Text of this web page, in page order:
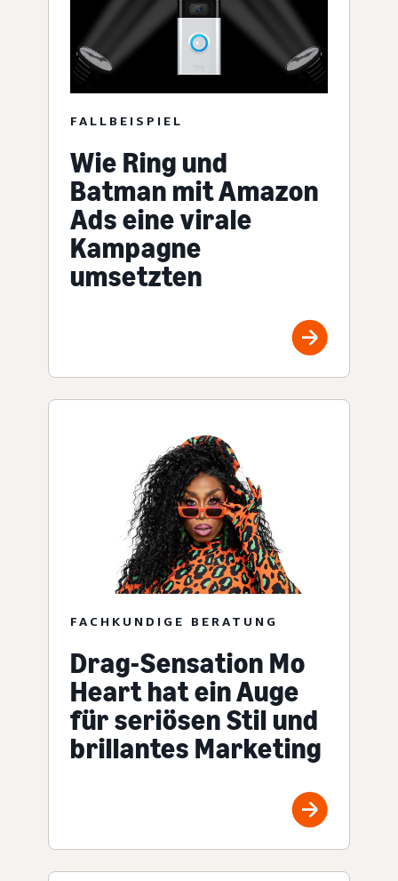
FALLBEISPIEL
Wie Ring und
Batman mit Amazon
Ads eine virale
Kampagne
umsetzten
FACHKUNDIGE BERATUNG
Drag-Sensation Mo
Heart hat ein Auge
für seriösen Stil und
brillantes Marketing